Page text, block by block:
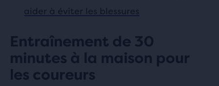
aider à éviter les blessures
Entraînement de 30
minutes à la maison pour
les coureurs